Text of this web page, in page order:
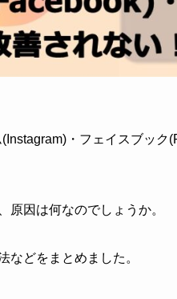
・フェイスブック
原因は何なのでしょうか。
などをまとめました。